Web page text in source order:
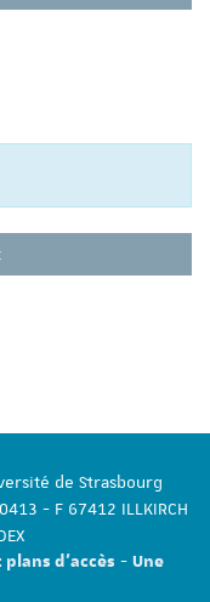
de Strasbourg
- F 67412 ILLKIRCH
plans d'accès - Une